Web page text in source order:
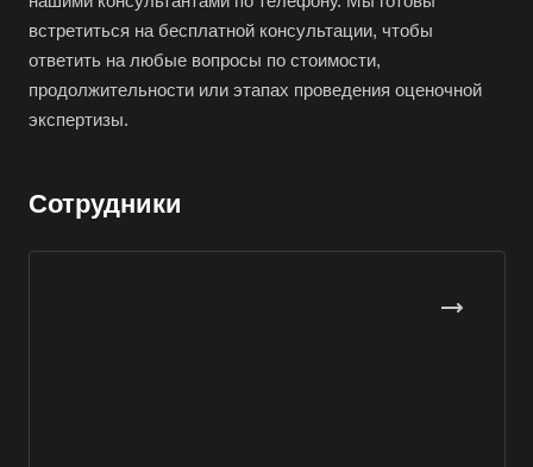
встретиться на бесплатной консультации, чтобы
ответить на любые вопросы по стоимости,
продолжительности или этапах проведения оценочной
экспертизы.
Сотрудники
Бузулук
Буйнакск
Бутурлиновка
Валуйки